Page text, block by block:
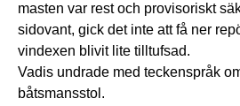
masten var rest och provisoriskt
sidovant, gick det inte att få ner
vindexen blivit lite tilltufsad.
Vadis undrade med teckenspråk
båtsmansstol.